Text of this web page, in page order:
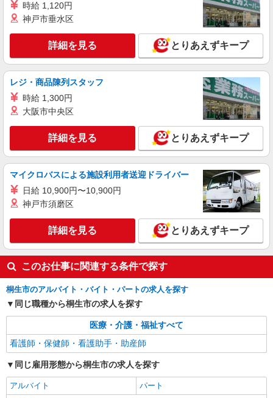
群馬県桐生市 【最寄駅】下新田駅
詳細を見る
派遣社員
（株）ウィルオブ・ワークCW 高崎支店/ms100101
時給1300円 ◆前払い・日払い・週払いOK
キープ 詳細を見る
アルバイト パート 派遣社員
日研トータルソーシング株式会社 メディカルケア事業部/高崎オフィ
ス【看護助手】
時給1,200円 ★週払いOK（規定あり） ※給与
幅は経験・能力による
群馬県桐生市 【最寄駅】桐生球場前駅
時給 1,120円
神戸市垂水区
詳細を見る とりあえずキープ
レジ・商品陳列スタッフ
時給 1,300円
大阪市中央区
詳細を見る とりあえずキープ
マイクロバスによる施設利用者送迎ドライバー
日給 10,900円〜10,900円
神戸市須磨区
詳細を見る とりあえずキープ
このお仕事に関連する条件で探す
桐生市のアルバイト・バイト・パートの求人を探す
同じ職種から桐生市の求人を探す
医療・介護・福祉すべて
看護師・保健師・看護助手・助産師
同じ雇用形態から桐生市の求人を探す
アルバイト
パート